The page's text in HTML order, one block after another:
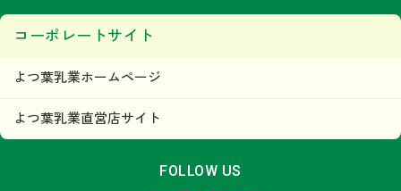
コーポレートサイト
よつ葉乳業ホームページ
よつ葉乳業直営店サイト
FOLLOW US